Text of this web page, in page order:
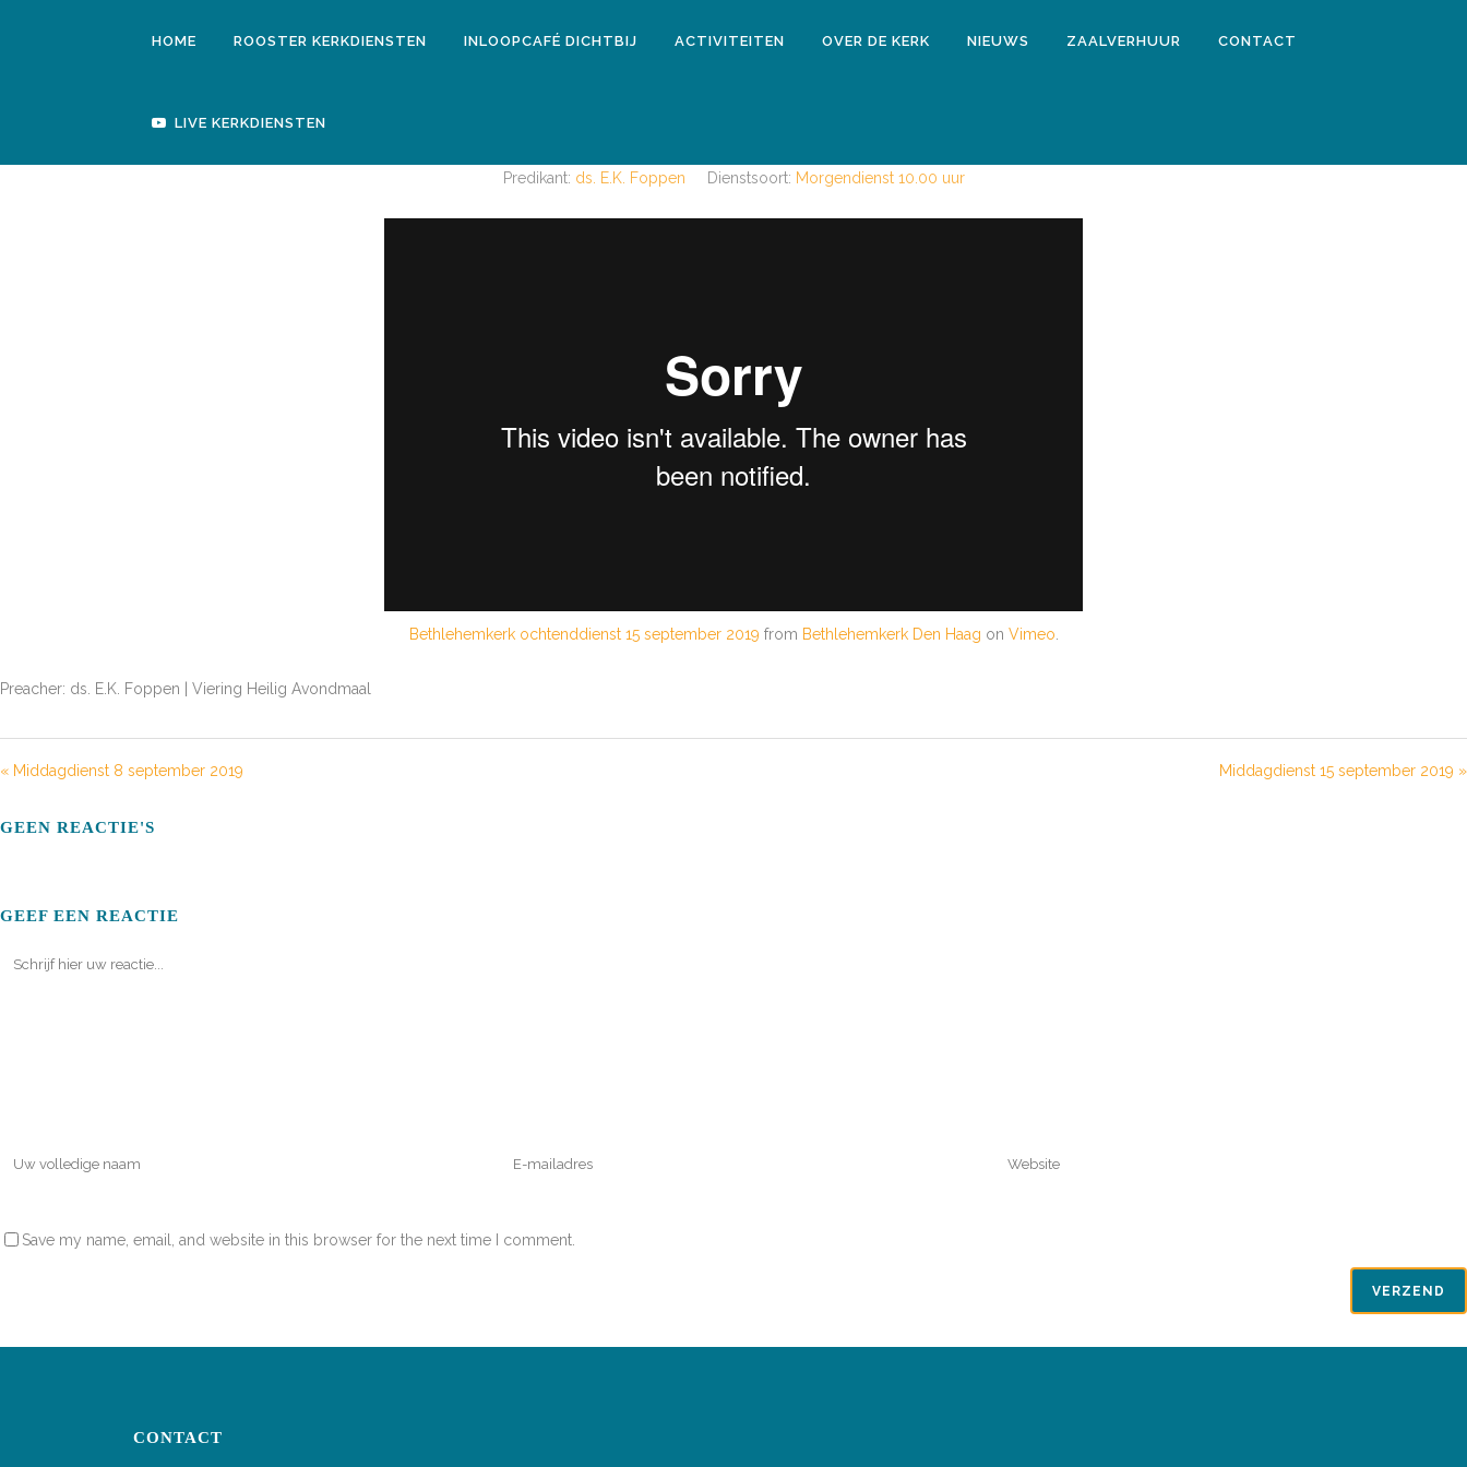
HOME ROOSTER KERKDIENSTEN INLOOPCAFÉ DICHTBIJ ACTIVITEITEN OVER DE KERK NIEUWS ZAALVERHUUR CONTACT
LIVE KERKDIENSTEN
Predikant: ds. E.K. Foppen Dienstsoort: Morgendienst 10.00 uur
Bethlehemkerk ochtenddienst 15 september 2019 from Bethlehemkerk Den Haag on Vimeo
Preacher: ds. E.K. Foppen | Viering Heilig Avondmaal
« Middagdienst 8 september 2019 Middagdienst 15 september 2019 »
GEEN REACTIE'S
GEEF EEN REACTIE
Save my name, email, and website in this browser for the next time I comment.
CONTACT